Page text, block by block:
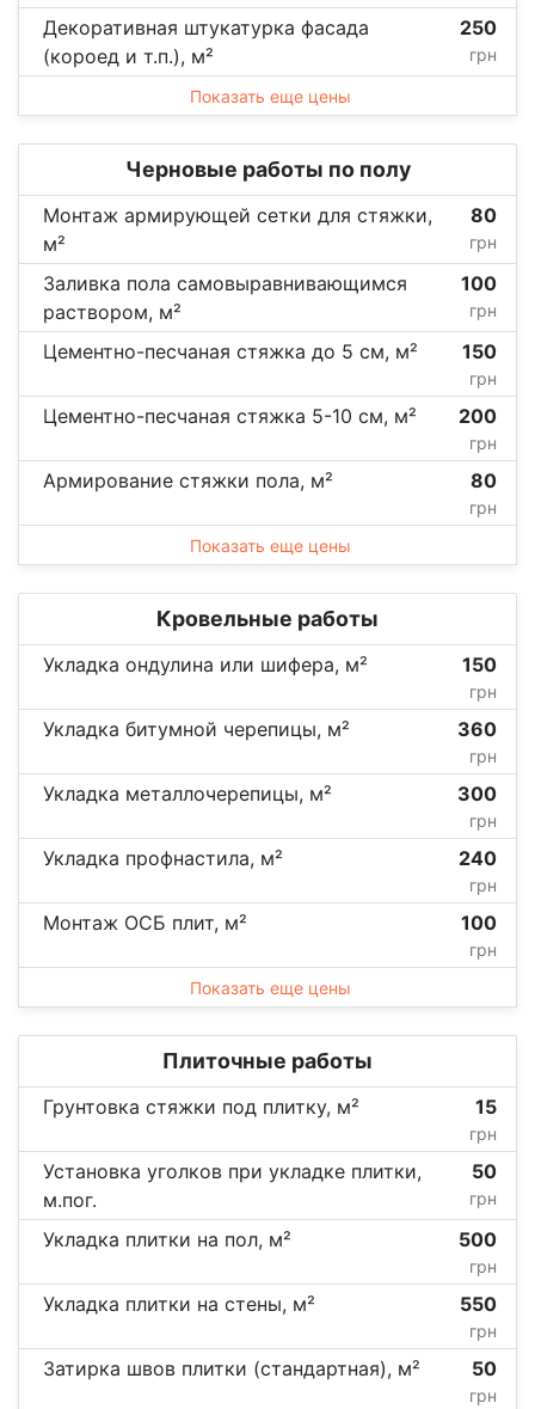
Декоративная штукатурка фасада
(короед и т.п.), м²
250
грн
Показать еще цены
Черновые работы по полу
Монтаж армирующей сетки для стяжки,
м²
80
грн
Заливка пола самовыравнивающимся
раствором, м²
100
грн
Цементно-песчаная стяжка до 5 см, м² 150
грн
Цементно-песчаная стяжка 5-10 см, м² 200
грн
Армирование стяжки пола, м² 80
грн
Показать еще цены
Кровельные работы
Укладка ондулина или шифера, м² 150
грн
Укладка битумной черепицы, м² 360
грн
Укладка металлочерепицы, м² 300
грн
Укладка профнастила, м² 240
грн
Монтаж ОСБ плит, м² 100
грн
Показать еще цены
Плиточные работы
Грунтовка стяжки под плитку, м² 15
грн
Установка уголков при укладке плитки,
м.пог.
50
грн
Укладка плитки на пол, м² 500
грн
Укладка плитки на стены, м² 550
грн
Затирка швов плитки (стандартная), м² 50
грн